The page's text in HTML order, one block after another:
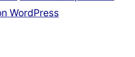
WordPress